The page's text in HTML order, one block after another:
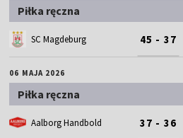
Piłka ręczna
SC Magdeburg 45 - 37
06 MAJA 2026
Piłka ręczna
Aalborg Handbold 37 - 36